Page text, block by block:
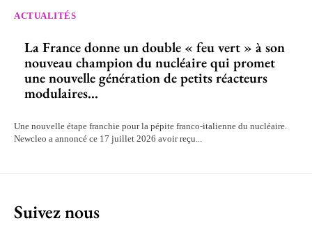
ACTUALITÉS
La France donne un double « feu vert » à son
nouveau champion du nucléaire qui promet
une nouvelle génération de petits réacteurs
modulaires...
Une nouvelle étape franchie pour la pépite franco-italienne du nucléaire.
Newcleo a annoncé ce 17 juillet 2026 avoir reçu...
Suivez nous